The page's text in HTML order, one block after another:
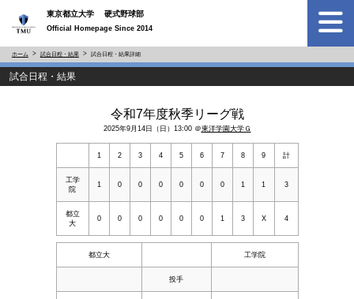
東京都立大学 硬式野球部
Official Homepage Since 2014
ホーム 試合日程・結果 試合日程・結果詳細
試合日程・結果
令和7年度秋季リーグ戦
2025年9月14日（日）13:00 ＠東洋学園大学Ｇ
1 2 3 4 5 6 7 8 9 計
工学
院
1 0 0 0 0 0 0 1 1 3
都立
大
0 0 0 0 0 0 1 3 X 4
都立大 工学院
投手